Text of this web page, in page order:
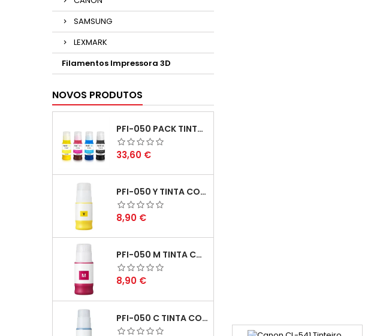
SAMSUNG
LEXMARK
Filamentos Impressora 3D
NOVOS PRODUTOS
PFI-050 PACK TINTAS COMPATIVEIS
Preço
33,60 €
PFI-050 Y TINTA COMPATÍVEL AMARELO
Preço
8,90 €
PFI-050 M TINTA COMPATÍVEL MAGENTA
Preço
8,90 €
PFI-050 C TINTA COMPATÍVEL CIANO